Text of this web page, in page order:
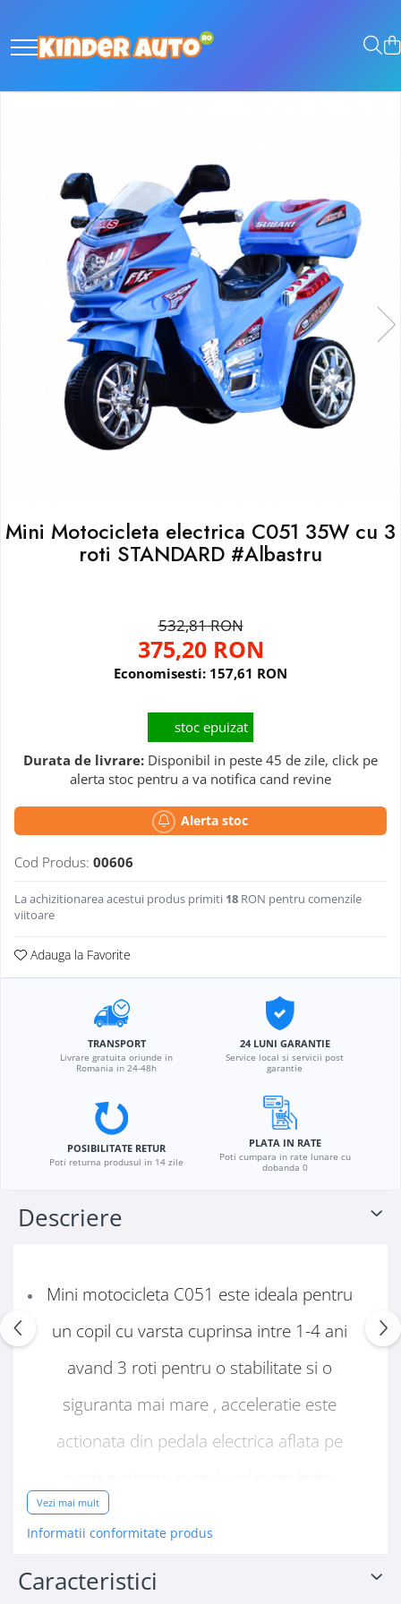
Mini Motocicleta electrica C051 35W cu 3
roti STANDARD #Albastru
532,81 RON
375,20 RON
Economisesti: 157,61 RON
stoc epuizat
Durata de livrare: Disponibil in peste 45 de zile, click pe
alerta stoc pentru a va notifica cand revine
Alerta stoc
Cod Produs: 00606
La achizitionarea acestui produs primiti 18 RON pentru comenzile
viitoare
Adauga la Favorite
TRANSPORT
Livrare gratuita oriunde in
Romania in 24-48h
24 LUNI GARANTIE
Service local si servicii post
garantie
POSIBILITATE RETUR
Poti returna produsul in 14 zile
PLATA IN RATE
Poti cumpara in rate lunare cu
dobanda 0
Descriere
Mini motocicleta C051 este ideala pentru
un copil cu varsta cuprinsa intre 1-4 ani
avand 3 roti pentru o stabilitate si o
siguranta mai mare , acceleratie este
actionata din pedala electrica aflata pe
pentru un plus de confort , treapta de
Vezi mai mult
Informatii conformitate produs
Caracteristici